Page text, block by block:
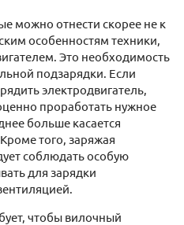
можно отнести скорее не к
особенностям техники,
Это необходимость
подзарядки. Если
электродвигатель,
проработать нужное
больше касается
того, заряжая
соблюдать особую
для зарядки
чтобы вилочный